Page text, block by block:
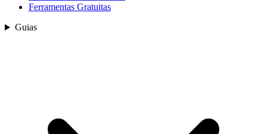
Ferramentas Gratuitas
Guias